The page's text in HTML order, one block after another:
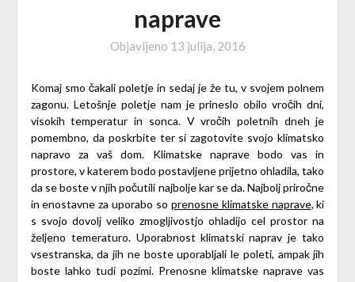
naprave
Objavljeno 13 julija, 2016
Komaj smo čakali poletje in sedaj je že tu, v svojem polnem
zagonu. Letošnje poletje nam je prineslo obilo vročih dni,
visokih temperatur in sonca. V vročih poletnih dneh je
pomembno, da poskrbite ter si zagotovite svojo klimatsko
napravo za vaš dom. Klimatske naprave bodo vas in
prostore, v katerem bodo postavljene prijetno ohladila, tako
da se boste v njih počutili najbolje kar se da. Najbolj priročne
in enostavne za uporabo so prenosne klimatske naprave, ki
s svojo dovolj veliko zmogljivostjo ohladijo cel prostor na
željeno temeraturo. Uporabnost klimatski naprav je tako
vsestranska, da jih ne boste uporabljali le poleti, ampak jih
boste lahko tudi pozimi. Prenosne klimatske naprave vas